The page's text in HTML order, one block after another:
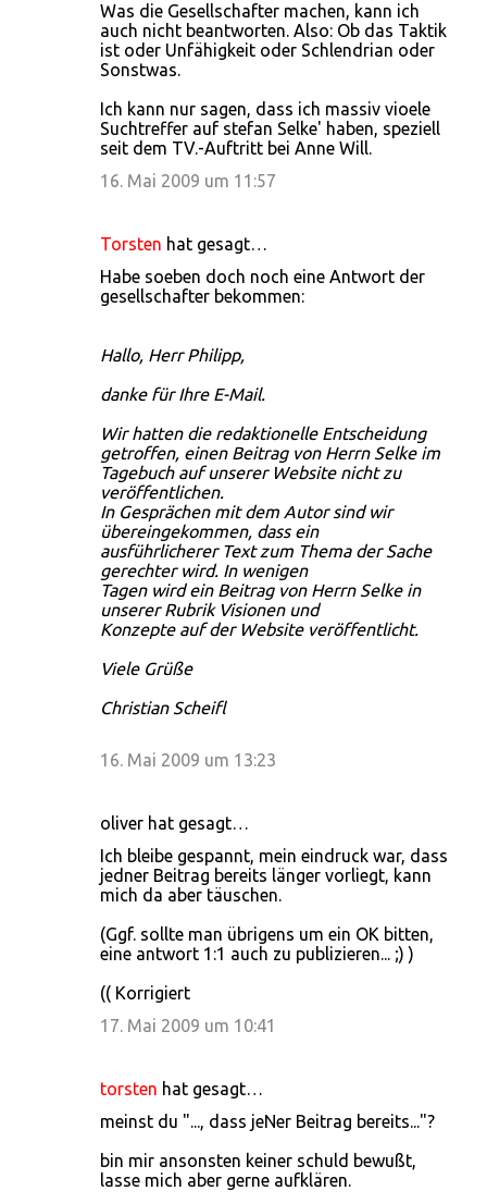
Was die Gesellschafter machen, kann ich
auch nicht beantworten. Also: Ob das Taktik
ist oder Unfähigkeit oder Schlendrian oder
Sonstwas.
Ich kann nur sagen, dass ich massiv vioele
Suchtreffer auf stefan Selke' haben, speziell
seit dem TV.-Auftritt bei Anne Will.
16. Mai 2009 um 11:57
Torsten hat gesagt…
Habe soeben doch noch eine Antwort der
gesellschafter bekommen:
Hallo, Herr Philipp,
danke für Ihre E-Mail.
Wir hatten die redaktionelle Entscheidung
getroffen, einen Beitrag von Herrn Selke im
Tagebuch auf unserer Website nicht zu
veröffentlichen.
In Gesprächen mit dem Autor sind wir
übereingekommen, dass ein
ausführlicherer Text zum Thema der Sache
gerechter wird. In wenigen
Tagen wird ein Beitrag von Herrn Selke in
unserer Rubrik Visionen und
Konzepte auf der Website veröffentlicht.
Viele Grüße
Christian Scheifl
16. Mai 2009 um 13:23
oliver hat gesagt…
Ich bleibe gespannt, mein eindruck war, dass
jedner Beitrag bereits länger vorliegt, kann
mich da aber täuschen.
(Ggf. sollte man übrigens um ein OK bitten,
eine antwort 1:1 auch zu publizieren... ;) )
(( Korrigiert
17. Mai 2009 um 10:41
torsten hat gesagt…
meinst du "..., dass jeNer Beitrag bereits..."?
bin mir ansonsten keiner schuld bewußt,
lasse mich aber gerne aufklären.